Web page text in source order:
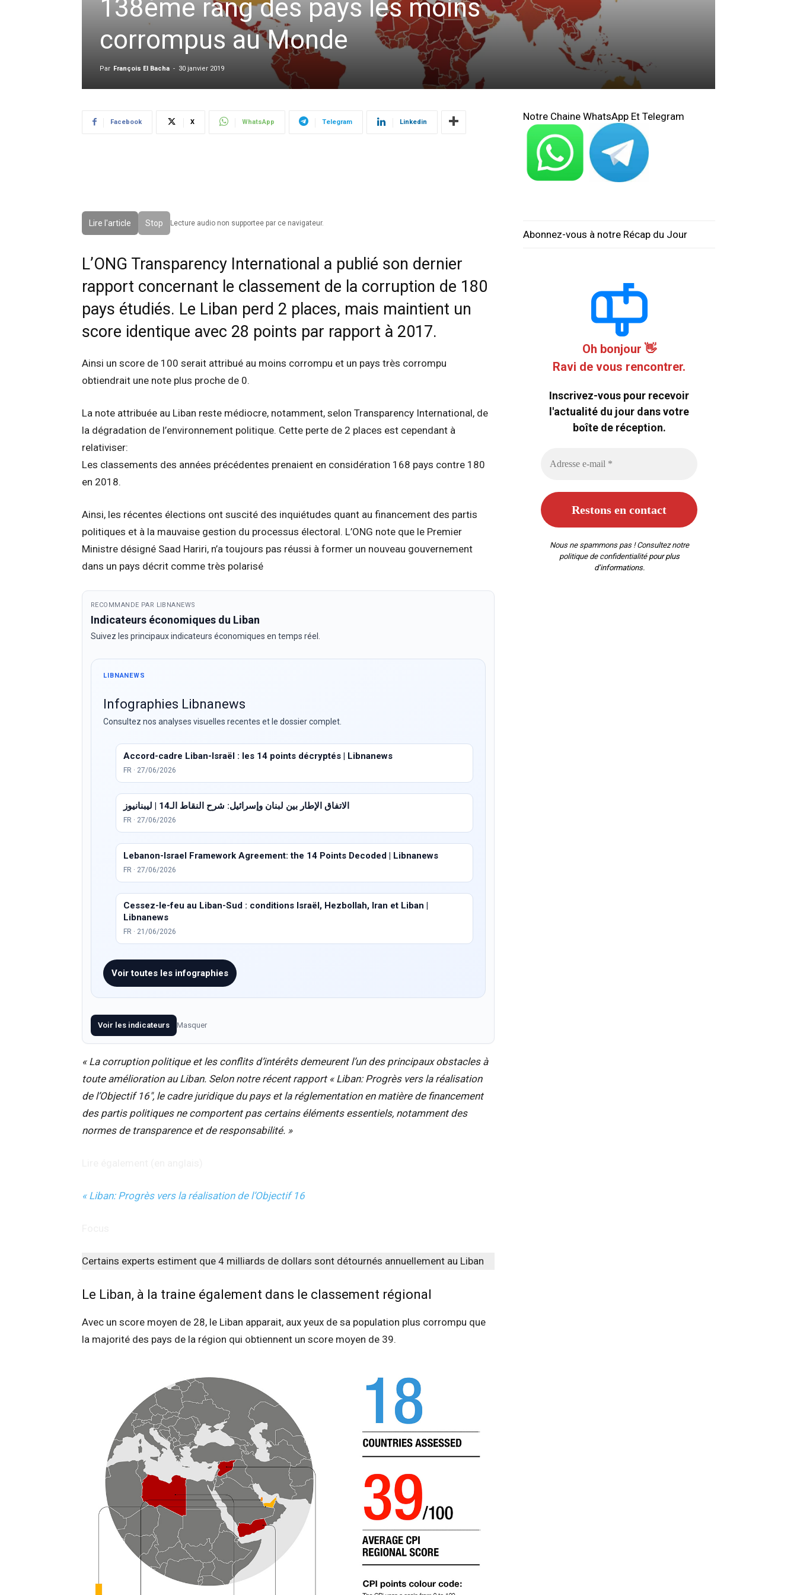
138ème rang des pays les moins
corrompus au Monde
Par François El Bacha - 30 janvier 2019
Facebook X WhatsApp Telegram Linkedin
Lire l'article Stop Lecture audio non supportee par ce navigateur.
L’ONG Transparency International a publié son dernier
rapport concernant le classement de la corruption de 180
pays étudiés. Le Liban perd 2 places, mais maintient un
score identique avec 28 points par rapport à 2017.
Ainsi un score de 100 serait attribué au moins corrompu et un pays très corrompu
obtiendrait une note plus proche de 0.
La note attribuée au Liban reste médiocre, notamment, selon Transparency International, de
la dégradation de l’environnement politique. Cette perte de 2 places est cependant à
relativiser:
Les classements des années précédentes prenaient en considération 168 pays contre 180
en 2018.
Ainsi, les récentes élections ont suscité des inquiétudes quant au financement des partis
politiques et à la mauvaise gestion du processus électoral. L’ONG note que le Premier
Ministre désigné Saad Hariri, n’a toujours pas réussi à former un nouveau gouvernement
dans un pays décrit comme très polarisé
RECOMMANDE PAR LIBNANEWS
Indicateurs économiques du Liban
Suivez les principaux indicateurs économiques en temps réel.
LIBNANEWS
Infographies Libnanews
Consultez nos analyses visuelles recentes et le dossier complet.
Accord-cadre Liban-Israël : les 14 points décryptés | Libnanews
FR · 27/06/2026
الاتفاق الإطار بين لبنان وإسرائيل: شرح النقاط الـ14 | ليبنانيوز
FR · 27/06/2026
Lebanon-Israel Framework Agreement: the 14 Points Decoded | Libnanews
FR · 27/06/2026
Cessez-le-feu au Liban-Sud : conditions Israël, Hezbollah, Iran et Liban |
Libnanews
FR · 21/06/2026
Voir toutes les infographies
Voir les indicateurs Masquer
« La corruption politique et les conflits d’intérêts demeurent l’un des principaux obstacles à
toute amélioration au Liban. Selon notre récent rapport « Liban: Progrès vers la réalisation
de l’Objectif 16″, le cadre juridique du pays et la réglementation en matière de financement
des partis politiques ne comportent pas certains éléments essentiels, notamment des
normes de transparence et de responsabilité. »
« Liban: Progrès vers la réalisation de l’Objectif 16
Certains experts estiment que 4 milliards de dollars sont détournés annuellement au Liban
Le Liban, à la traine également dans le classement régional
Avec un score moyen de 28, le Liban apparait, aux yeux de sa population plus corrompu que
la majorité des pays de la région qui obtiennent un score moyen de 39.
Notre Chaine WhatsApp Et Telegram
Abonnez-vous à notre Récap du Jour
Oh bonjour 👋
Ravi de vous rencontrer.
Inscrivez-vous pour recevoir
l'actualité du jour dans votre
boîte de réception.
Nous ne spammons pas ! Consultez notre
politique de confidentialitépour plus
d’informations.